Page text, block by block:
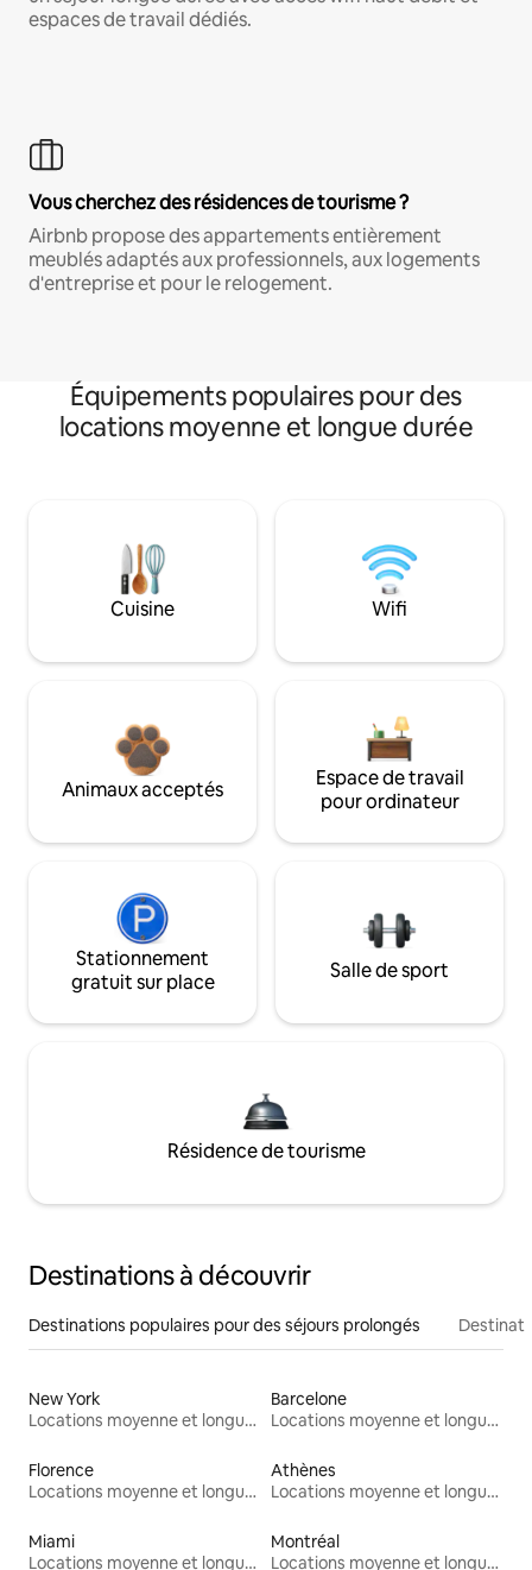
espaces de travail dédiés.
Vous cherchez des résidences de tourisme ?
Airbnb propose des appartements entièrement
meublés adaptés aux professionnels, aux logements
d'entreprise et pour le relogement.
Équipements populaires pour des
locations moyenne et longue durée
Cuisine Wifi
Animaux acceptés
Espace de travail
pour ordinateur
Stationnement
gratuit sur place
Salle de sport
Résidence de tourisme
Destinations à découvrir
Destinations populaires pour des séjours prolongés
New York
Locations moyenne et longue durée
Barcelone
Locations moyenne et longue durée
Florence
Locations moyenne et longue durée
Athènes
Locations moyenne et longue durée
Miami
Locations moyenne et longue durée
Montréal
Locations moyenne et longue durée